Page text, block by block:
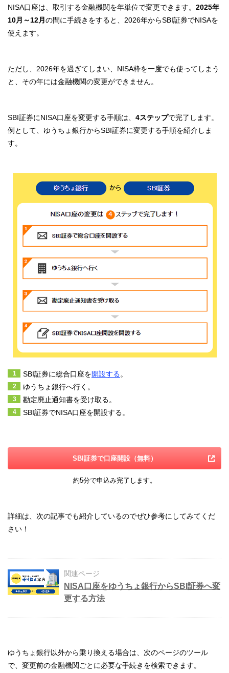
額が100万円になったとしても、使った枠は10万円分のままです。
※購入した金額に基づいて計算がされる方式のこと
残高方式で計算されるため、100万円で売却しても、10万円しか復
活しません。変更後の金融機関ですぐに買い直した場合、100万円
NISA口座は、取引する金融機関を年単位で変更できます。 2025年
10月～12月 の間に手続きをすると、2026年からSBI証券でNISAを
使えます。
ただし、2026年を過ぎてしまい、NISA枠を一度でも使ってしまう
と、その年には金融機関の変更ができません。
SBI証券にNISA口座を変更する手順は、 4ステップで完了します。
例として、ゆうちょ銀行からSBI証券に変更する手順を紹介しま
す。
SBI証券に総合口座を開設する。
ゆうちょ銀行へ行く。
勘定廃止通知書を受け取る。
SBI証券でNISA口座を開設する。
SBI証券で口座開設（無料）
約5分で申込み完了します。
詳細は、次の記事でも紹介しているのでぜひ参考にしてみてくだ
さい！
関連ページ
NISA口座をゆうちょ銀行からSBI証券へ変
更する方法
ゆうちょ銀行以外から乗り換える場合は、次のページのツール
で、変更前の金融機関ごとに必要な手続きを検索できます。